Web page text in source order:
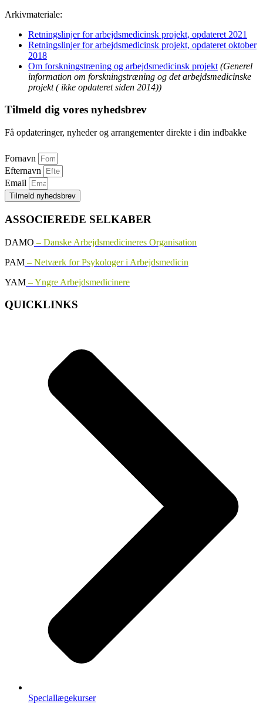
Arkivmateriale:
Retningslinjer for arbejdsmedicinsk projekt, opdateret 2021
Retningslinjer for arbejdsmedicinsk projekt, opdateret oktober
2018
Om forskningstræning og arbejdsmedicinsk projekt (Generel
information om forskningstræning og det arbejdsmedicinske
projekt ( ikke opdateret siden 2014))
Tilmeld dig vores nyhedsbrev
Få opdateringer, nyheder og arrangementer direkte i din indbakke
Fornavn
Efternavn
Email
Tilmeld nyhedsbrev
ASSOCIEREDE SELKABER
DAMO – Danske Arbejdsmedicineres Organisation
PAM – Netværk for Psykologer i Arbejdsmedicin
YAM – Yngre Arbejdsmedicinere
QUICKLINKS
Speciallægekurser